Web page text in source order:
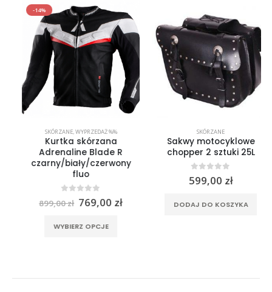
-14%
SKÓRZANE,WYPRZEDAŻ %%
Kurtka skórzana
Adrenaline Blade R
czarny/biały/czerwony
fluo
out of 5
899,00zł Pierwotna
cena
899,00 zł.
769,00zł Aktualna
cena
WYBIERZ OPCJE
SKÓRZANE
Sakwy motocyklowe
chopper 2 sztuki 25L
out of 5
599,00zł
DODAJ DO KOSZYKA